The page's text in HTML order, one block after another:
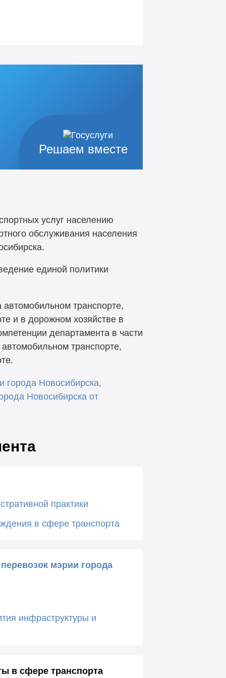
Решаем вместе
услуг населению
обслуживания населения
единой политики
транспорте,
и в дорожном хозяйстве в
департамента в части
транспорте,
города Новосибирска,
Новосибирска от
практики
в сфере транспорта
мэрии города
инфраструктуры и
в сфере транспорта